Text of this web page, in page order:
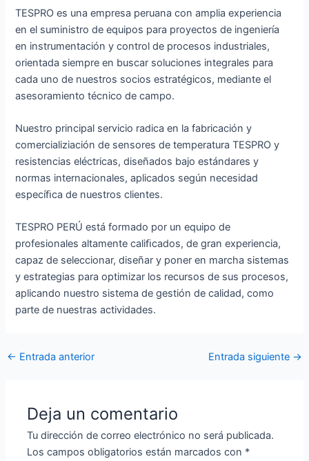
TESPRO es una empresa peruana con amplia experiencia
en el suministro de equipos para proyectos de ingeniería
en instrumentación y control de procesos industriales,
orientada siempre en buscar soluciones integrales para
cada uno de nuestros socios estratégicos, mediante el
asesoramiento técnico de campo.
Nuestro principal servicio radica en la fabricación y
comercializiación de sensores de temperatura TESPRO y
resistencias eléctricas, diseñados bajo estándares y
normas internacionales, aplicados según necesidad
especíﬁca de nuestros clientes.
TESPRO PERÚ está formado por un equipo de
profesionales altamente caliﬁcados, de gran experiencia,
capaz de seleccionar, diseñar y poner en marcha sistemas
y estrategias para optimizar los recursos de sus procesos,
aplicando nuestro sistema de gestión de calidad, como
parte de nuestras actividades.
Navegación
← Entrada anterior Entrada siguiente →
Deja un comentario
Tu dirección de correo electrónico no será publicada.
Los campos obligatorios están marcados con *